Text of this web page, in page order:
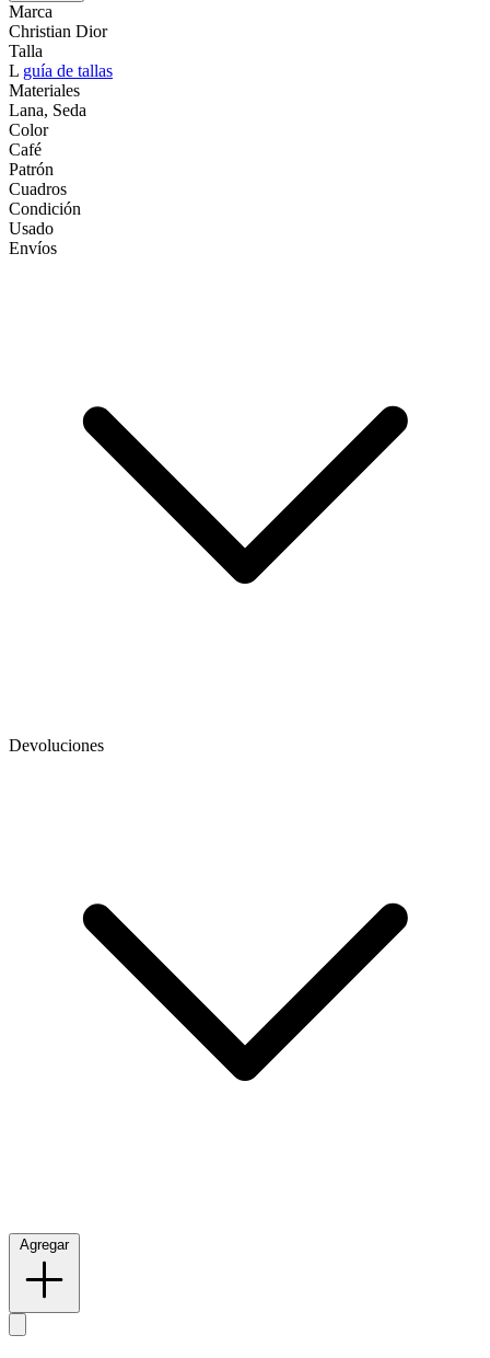
Marca
Christian Dior
Talla
L guía de tallas
Materiales
Lana, Seda
Color
Café
Patrón
Cuadros
Condición
Usado
Envíos
Devoluciones
Agregar